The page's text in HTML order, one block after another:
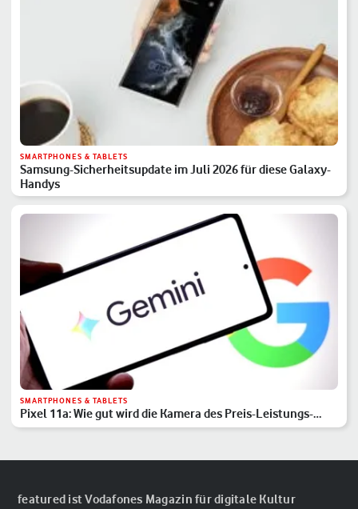
SMARTPHONES & TABLETS
Samsung-Sicherheitsupdate im Juli 2026 für diese Galaxy-
Handys
SMARTPHONES & TABLETS
Pixel 11a: Wie gut wird die Kamera des Preis-Leistungs-
Hits?
featured ist Vodafones Magazin für digitale Kultur